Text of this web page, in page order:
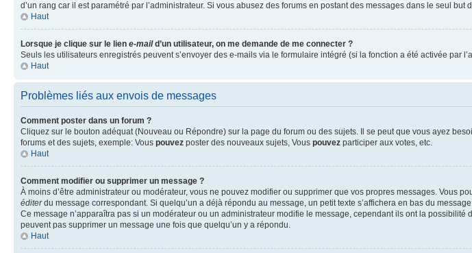
d’un rang car il est paramétré par l’administrateur. Si vous abusez des forums en postant des messages dans le seul
Haut
Lorsque je clique sur le lien e-maild’un utilisateur, on me demande de me connecter ?
Seuls les utilisateurs enregistrés peuvent s’envoyer des e-mails via le formulaire intégré (si la fonction a été activée par
Haut
Problèmes liés aux envois de messages
Comment poster dans un forum ?
Cliquez sur le bouton adéquat (Nouveau ou Répondre) sur la page du forum ou des sujets. Il se peut que vous ayez
forums et des sujets, exemple: Vous pouvez poster des nouveaux sujets, Vous pouvez participer aux votes, etc.
Haut
Comment modifier ou supprimer un message ?
À moins d’être administrateur ou modérateur, vous ne pouvez modifier ou supprimer que vos propres messages.
éditerdu message correspondant. Si quelqu’un a déjà répondu au message, un petit texte s’affichera en bas du
Ce message n’apparaîtra pas si un modérateur ou un administrateur modifie le message, cependant ils ont la
peuvent pas supprimer un message une fois que quelqu’un y a répondu.
Haut